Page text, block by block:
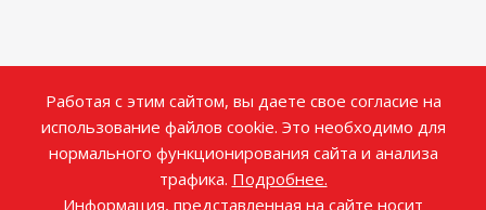
Работая с этим сайтом, вы даете свое согласие на
использование файлов cookie. Это необходимо для
нормального функционирования сайта и анализа
трафика. Подробнее.
Информация, представленная на сайте носит